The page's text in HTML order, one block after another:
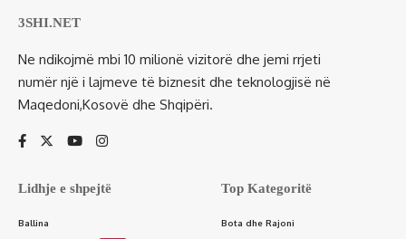
3SHI.NET
Ne ndikojmë mbi 10 milionë vizitorë dhe jemi rrjeti
numër një i lajmeve të biznesit dhe teknologjisë në
Maqedoni,Kosovë dhe Shqipëri.
Lidhje e shpejtë
Ballina
Top Kategoritë
Bota dhe Rajoni